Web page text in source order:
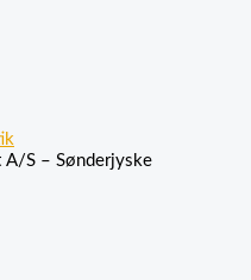
S – Sønderjyske